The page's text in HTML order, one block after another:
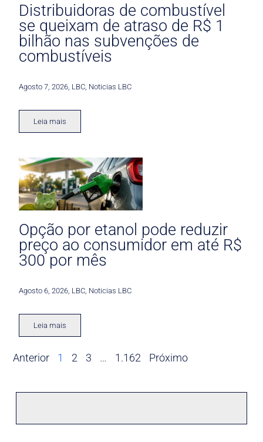
Distribuidoras de combustível
se queixam de atraso de R$ 1
bilhão nas subvenções de
combustíveis
Agosto 7, 2026 LBC Noticias LBC
Leia mais
Opção por etanol pode reduzir
preço ao consumidor em até R$
300 por mês
Agosto 6, 2026 LBC Noticias LBC
Leia mais
Anterior 1 2 3 … 1.162 Próximo